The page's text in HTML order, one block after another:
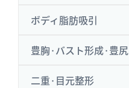
ボディ脂肪吸引
豊胸·バスト形成·豊尻
二重·目元整形